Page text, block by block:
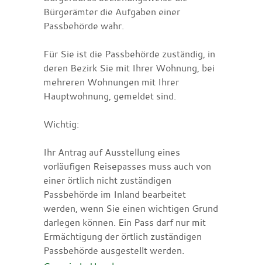
Bürgerämter die Aufgaben einer
Passbehörde wahr.
Für Sie ist die Passbehörde zuständig, in
deren Bezirk Sie mit Ihrer Wohnung, bei
mehreren Wohnungen mit Ihrer
Hauptwohnung, gemeldet sind.
Wichtig:
Ihr Antrag auf Ausstellung eines
vorläufigen Reisepasses muss auch von
einer örtlich nicht zuständigen
Passbehörde im Inland bearbeitet
werden, wenn Sie einen wichtigen Grund
darlegen können. Ein Pass darf nur mit
Ermächtigung der örtlich zuständigen
Passbehörde ausgestellt werden.